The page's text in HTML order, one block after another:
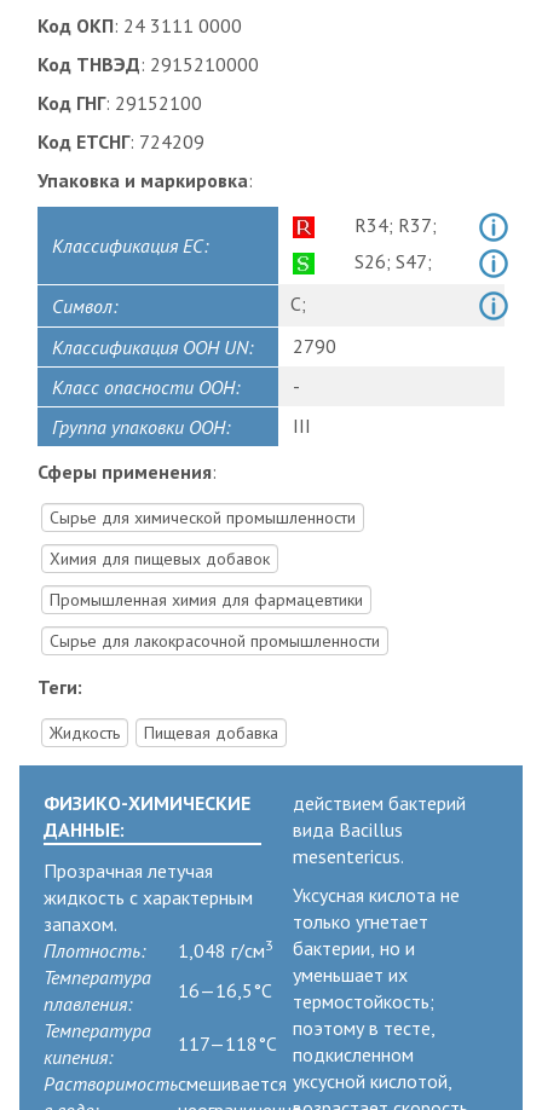
Код ОКП: 24 3111 0000
Код ТНВЭД: 2915210000
Код ГНГ: 29152100
Код ЕТСНГ: 724209
Упаковка и маркировка:
Классификация ЕС:
R34; R37;
S26; S47;
Символ:
C;
Классификация ООН UN:
2790
Класс опасности ООН:
-
Группа упаковки ООН:
III
Сферы применения:
Сырье для химической промышленности
Химия для пищевых добавок
Промышленная химия для фармацевтики
Cырье для лакокрасочной промышленности
Теги:
Жидкость Пищевая добавка
ФИЗИКО-ХИМИЧЕСКИЕ
ДАННЫЕ:
Прозрачная летучая
жидкость с характерным
запахом.
Плотность:
1,048 г/см3
Температура
плавления:
16—16,5°C
Температура
кипения:
117—118°C
Растворимостьсмешивается
действием бактерий
вида Bacillus
mesentericus.
Уксусная кислота не
только угнетает
бактерии, но и
уменьшает их
термостойкость;
поэтому в тесте,
подкисленном
уксусной кислотой,